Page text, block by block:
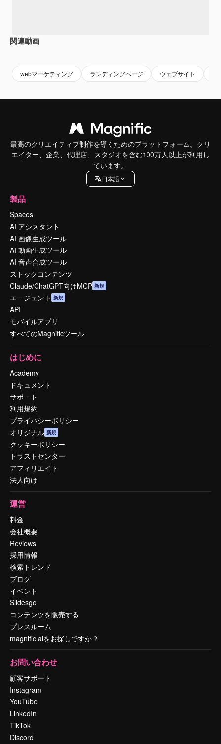
関連動画
webマーケティング ランディングページ ウェブサイト
最高のクリエイティブ制作を導くためのプラットフォーム。クリ
エイター、企業、代理店、スタジオを含む100万人以上が利用し
ています。
日本語
製品
Spaces
AI アシスタント
AI 画像生成ツール
AI 動画生成ツール
AI 音声合成ツール
ストックコンテンツ
Claude/ChatGPT向けMCP 新規
エージェント 新規
API
モバイルアプリ
すべてのMagnificツール
はじめに
Academy
ドキュメント
サポート
利用規約
プライバシーポリシー
オリジナル 新規
クッキーポリシー
トラストセンター
アフィリエイト
法人向け
運営
料金
会社概要
Reviews
採用情報
検索トレンド
ブログ
イベント
Slidesgo
コンテンツを販売する
プレスルーム
magnific.aiをお探しですか？
お問い合わせ
顧客サポート
Instagram
YouTube
LinkedIn
TikTok
Discord